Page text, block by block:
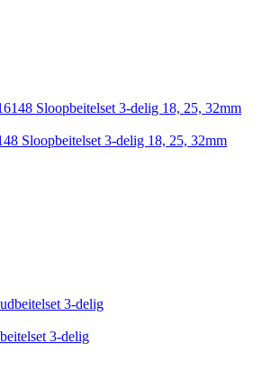
Sloopbeitelset 3-delig 18, 25, 32mm
3-delig